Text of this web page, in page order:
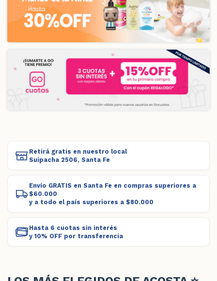
Retirá gratis en nuestro local
Suipacha 2506, Santa Fe
Envío GRATIS en Santa Fe en compras superiores a
$60.000
y a todo el país superiores a $80.000
Hasta 6 cuotas sin interés
y 10% OFF por transferencia